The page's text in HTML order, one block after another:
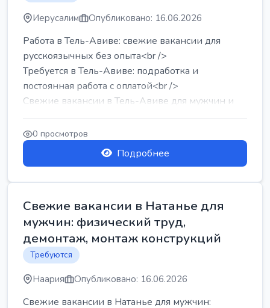
Иерусалим Опубликовано: 16.06.2026
Работа в Тель-Авиве: свежие вакансии для
русскоязычных без опыта<br />
Требуется в Тель-Авиве: подработка и
постоянная работа с оплатой<br />
Свежие вакансии в Тель-Авиве для мужчин и
женщин от хозя...
0 просмотров
Подробнее
Свежие вакансии в Натанье для
мужчин: физический труд,
демонтаж, монтаж конструкций
Требуются
Наария Опубликовано: 16.06.2026
Свежие вакансии в Натанье для мужчин: